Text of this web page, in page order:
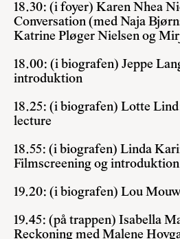
18.30: (i foyer) Karen Nhea
Conversation (med Naja
Katrine Pløger Nielsen og
18.00: (i biografen) Jeppe
introduktion
18.25: (i biografen) Lotte
lecture
18.55: (i biografen) Linda
Filmscreening og introduktion
19.20: (i biografen) Lou
19.45: (på trappen) Isabella
Reckoning med Malene